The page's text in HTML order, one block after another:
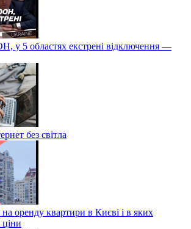
у 5 областях екстрені відключення —
без світла
оренду квартири в Києві і в яких